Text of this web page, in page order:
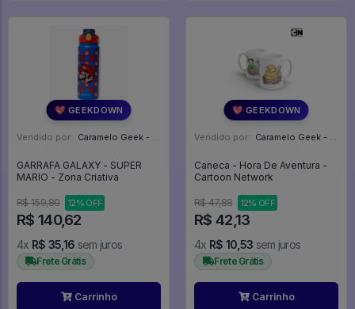
💖 GEEKDOWN
Vendido por: Caramelo Geek - DF
GARRAFA GALAXY - SUPER
MARIO - Zona Criativa
R$ 159,80 12% OFF
R$ 140,62
4x R$ 35,16 sem juros
Frete Grátis
Carrinho
💖 GEEKDOWN
Vendido por: Caramelo Geek - DF
Caneca - Hora De Aventura -
Cartoon Network
R$ 47,88 12% OFF
R$ 42,13
4x R$ 10,53 sem juros
Frete Grátis
Carrinho